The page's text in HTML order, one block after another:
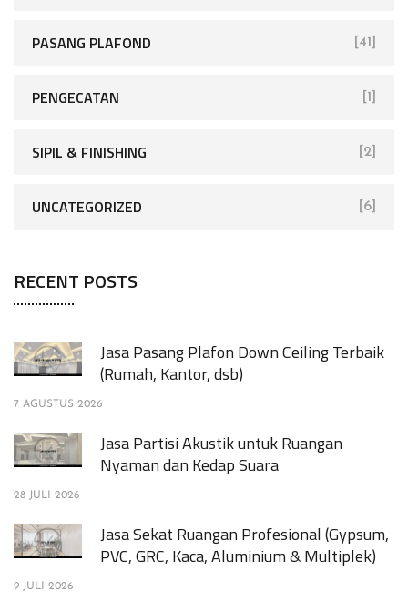
PASANG PLAFOND [41]
PENGECATAN [1]
SIPIL & FINISHING [2]
UNCATEGORIZED [6]
RECENT POSTS
Jasa Pasang Plafon Down Ceiling Terbaik
(Rumah, Kantor, dsb)
7 AGUSTUS 2026
Jasa Partisi Akustik untuk Ruangan
Nyaman dan Kedap Suara
28 JULI 2026
Jasa Sekat Ruangan Profesional (Gypsum,
PVC, GRC, Kaca, Aluminium & Multiplek)
9 JULI 2026